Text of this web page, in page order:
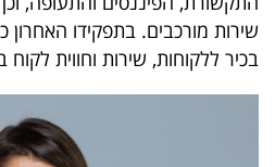
בכיר ללקוחות, שירות וחווית